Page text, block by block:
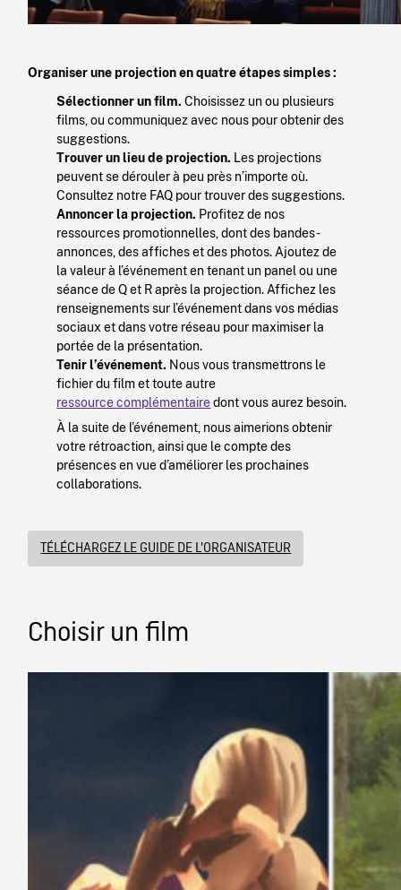
Organiser une projection en quatre étapes simples :
Sélectionner un film. Choisissez un ou plusieurs
films, ou communiquez avec nous pour obtenir des
suggestions.
Trouver un lieu de projection. Les projections
peuvent se dérouler à peu près n’importe où.
Consultez notre FAQ pour trouver des suggestions.
Annoncer la projection. Profitez de nos
ressources promotionnelles, dont des bandes-
annonces, des affiches et des photos. Ajoutez de
la valeur à l’événement en tenant un panel ou une
séance de Q et R après la projection. Affichez les
renseignements sur l’événement dans vos médias
sociaux et dans votre réseau pour maximiser la
portée de la présentation.
Tenir l’événement. Nous vous transmettrons le
fichier du film et toute autre
ressource complémentairedont vous aurez besoin.
À la suite de l’événement, nous aimerions obtenir
votre rétroaction, ainsi que le compte des
présences en vue d’améliorer les prochaines
collaborations.
TÉLÉCHARGEZ LE GUIDE DE L'ORGANISATEUR
Choisir un film